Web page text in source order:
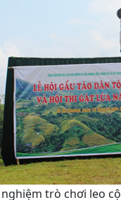
trò chơi leo